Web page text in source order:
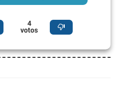
4
votos